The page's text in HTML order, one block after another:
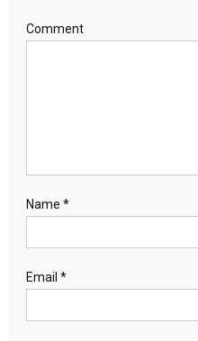
Comment
Name *
Email *